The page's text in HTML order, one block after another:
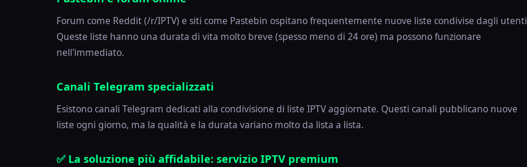
Forum come Reddit (/r/IPTV) e siti come Pastebin ospitano frequentemente nuove liste condivise dagli
Queste liste hanno una durata di vita molto breve (spesso meno di 24 ore) ma possono funzionare
nell'immediato.
Canali Telegram specializzati
Esistono canali Telegram dedicati alla condivisione di liste IPTV aggiornate. Questi canali pubblicano nuove
liste ogni giorno, ma la qualità e la durata variano molto da lista a lista.
✅ La soluzione più affidabile: servizio IPTV premium